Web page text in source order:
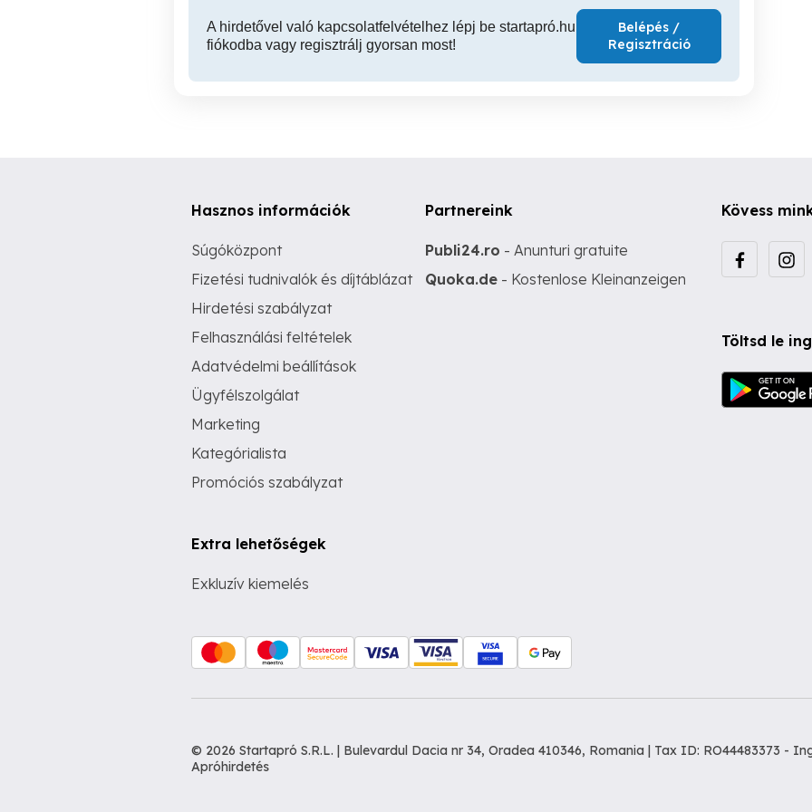
A hirdetővel való kapcsolatfelvételhez lépj be startapró.hu
fiókodba vagy regisztrálj gyorsan most!
Belépés /
Regisztráció
Hasznos információk
Súgóközpont
Fizetési tudnivalók és díjtáblázat
Hirdetési szabályzat
Felhasználási feltételek
Adatvédelmi beállítások
Ügyfélszolgálat
Marketing
Kategórialista
Promóciós szabályzat
Extra lehetőségek
Exkluzív kiemelés
Partnereink
Publi24.ro - Anunturi gratuite
Quoka.de - Kostenlose Kleinanzeigen
Kövess
Töltsd le
© 2026 Startapró S.R.L. | Bulevardul Dacia nr 34, Oradea 410346, Romania | Tax ID: RO44483373 -
Apróhirdetés